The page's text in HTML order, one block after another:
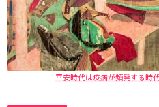
平安時代は疫病が頻発する時